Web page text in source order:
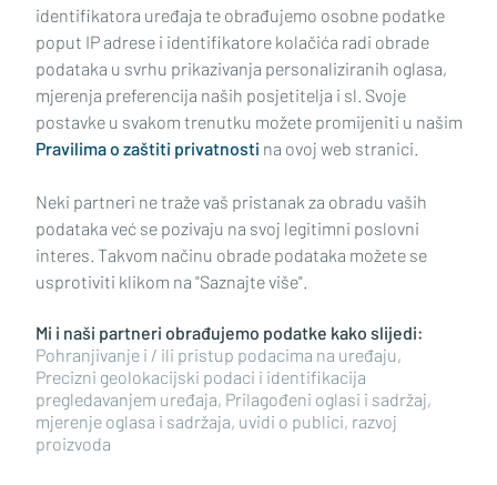
Impressum Uvjeti korištenja Politika privatnosti
Politika kolačića Kontakt Pritužbe Suradnici
Oglašavanje
RUBRIKE
BRODSKO-POSAVSKA ŽUPANIJA
POŽEŠKO-SLAVONSKA ŽUPANIJA
identifikatora uređaja te obrađujemo osobne podatke
poput IP adrese i identifikatore kolačića radi obrade
podataka u svrhu prikazivanja personaliziranih oglasa,
mjerenja preferencija naših posjetitelja i sl. Svoje
postavke u svakom trenutku možete promijeniti u našim
Pravilima o zaštiti privatnosti na ovoj web stranici.
Neki partneri ne traže vaš pristanak za obradu vaših
podataka već se pozivaju na svoj legitimni poslovni
interes. Takvom načinu obrade podataka možete se
usprotiviti klikom na "Saznajte više".
Mi i naši partneri obrađujemo podatke kako slijedi:
Pohranjivanje i / ili pristup podacima na uređaju,
Precizni geolokacijski podaci i identifikacija
pregledavanjem uređaja, Prilagođeni oglasi i sadržaj,
mjerenje oglasa i sadržaja, uvidi o publici, razvoj
proizvoda